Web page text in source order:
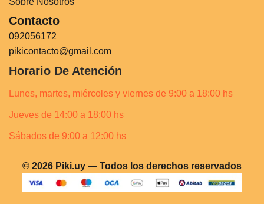
Contacto
092056172
pikicontacto@gmail.com
Horario De Atención
Lunes, martes, miércoles y viernes de 9:00 a 18:00 hs
Jueves de 14:00 a 18:00 hs
Sábados de 9:00 a 12:00 hs
© 2026 Piki.uy — Todos los derechos reservados